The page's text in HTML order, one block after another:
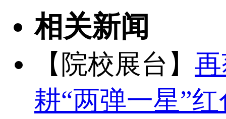
相关新闻
【院校展台】
耕“两弹一星”